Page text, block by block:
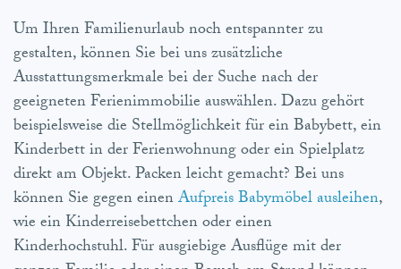
Um Ihren Familienurlaub noch entspannter zu
gestalten, können Sie bei uns zusätzliche
Ausstattungsmerkmale bei der Suche nach der
geeigneten Ferienimmobilie auswählen. Dazu gehört
beispielsweise die Stellmöglichkeit für ein Babybett, ein
Kinderbett in der Ferienwohnung oder ein Spielplatz
direkt am Objekt. Packen leicht gemacht? Bei uns
können Sie gegen einenAufpreis Babymöbel ausleihen,
wie ein Kinderreisebettchen oder einen
Kinderhochstuhl. Für ausgiebige Ausflüge mit der